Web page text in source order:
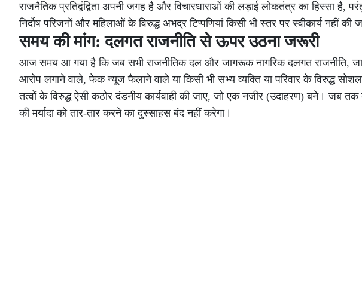
राजनैतिक प्रतिद्वंद्विता अपनी जगह है और विचारधाराओं की लड़ाई लोकतंत्र का हिस्सा है,
निर्दोष परिजनों और महिलाओं के विरुद्ध अभद्र टिप्पणियां किसी भी स्तर पर स्वीकार्य नहीं की
समय की मांग: दलगत राजनीति से ऊपर उठना जरूरी
आज समय आ गया है कि जब सभी राजनीतिक दल और जागरूक नागरिक दलगत राजनीति,
आरोप लगाने वाले, फेक न्यूज फैलाने वाले या किसी भी सभ्य व्यक्ति या परिवार के विरुद्ध
तत्वों के विरुद्ध ऐसी कठोर दंडनीय कार्यवाही की जाए, जो एक नजीर (उदाहरण) बने। जब
की मर्यादा को तार-तार करने का दुस्साहस बंद नहीं करेगा।